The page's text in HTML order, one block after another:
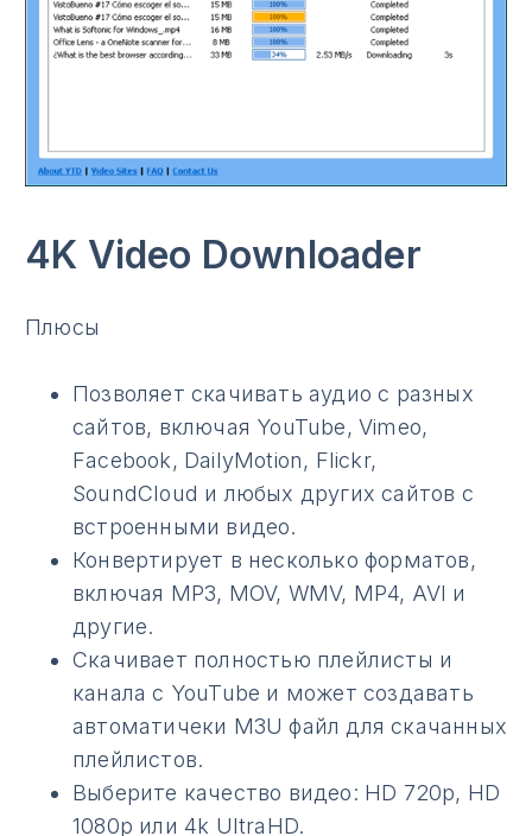
4K Video Downloader
Плюсы
Позволяет скачивать аудио с разных
сайтов, включая YouTube, Vimeo,
Facebook, DailyMotion, Flickr,
SoundCloud и любых других сайтов с
встроенными видео.
Конвертирует в несколько форматов,
включая MP3, MOV, WMV, MP4, AVI и
другие.
Скачивает полностью плейлисты и
канала с YouTube и может создавать
автоматичеки M3U файл для скачанных
плейлистов.
Выберите качество видео: HD 720p, HD
1080p или 4k UltraHD.